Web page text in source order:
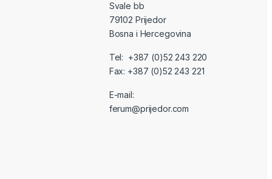
Svale bb
79102 Prijedor
Bosna i Hercegovina
Tel: +387 (0)52 243 220
Fax: +387 (0)52 243 221
E-mail:
ferum@prijedor.com